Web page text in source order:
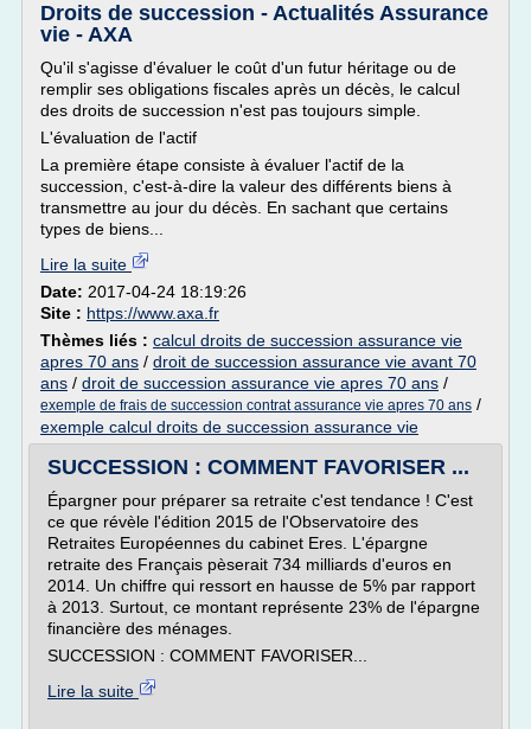
Droits de succession - Actualités Assurance
vie - AXA
Qu'il s'agisse d'évaluer le coût d'un futur héritage ou de
remplir ses obligations fiscales après un décès, le calcul
des droits de succession n'est pas toujours simple.
L'évaluation de l'actif
La première étape consiste à évaluer l'actif de la
succession, c'est-à-dire la valeur des différents biens à
transmettre au jour du décès. En sachant que certains
types de biens...
Lire la suite
Date: 2017-04-24 18:19:26
Site : https://www.axa.fr
Thèmes liés : calcul droits de succession assurance vie
apres 70 ans / droit de succession assurance vie avant 70
ans / droit de succession assurance vie apres 70 ans /
exemple de frais de succession contrat assurance vie apres 70 ans /
exemple calcul droits de succession assurance vie
SUCCESSION : COMMENT FAVORISER ...
Épargner pour préparer sa retraite c'est tendance ! C'est
ce que révèle l'édition 2015 de l'Observatoire des
Retraites Européennes du cabinet Eres. L'épargne
retraite des Français pèserait 734 milliards d'euros en
2014. Un chiffre qui ressort en hausse de 5% par rapport
à 2013. Surtout, ce montant représente 23% de l'épargne
financière des ménages.
SUCCESSION : COMMENT FAVORISER...
Lire la suite